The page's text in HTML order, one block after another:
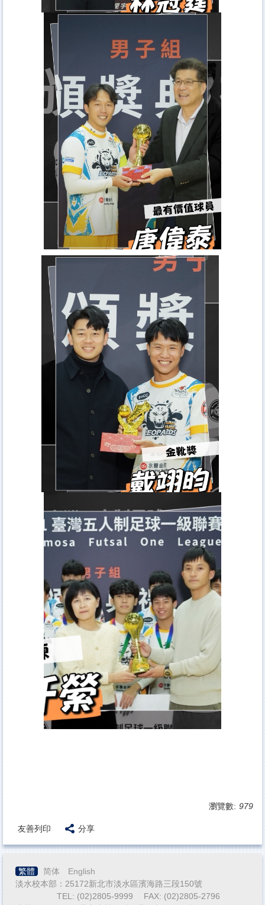
瀏覽數: 979
友善列印 分享
繁體 简体
English
淡水校本部：25172新北市淡水區濱海路三段150號
TEL: (02)2805-9999 FAX: (02)2805-2796